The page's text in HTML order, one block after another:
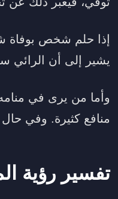
إذا حلم شخص بوفاة
يشير إلى أن الرائي
وأما من يرى في
منافع كثيرة. وفي
تفسير رؤية